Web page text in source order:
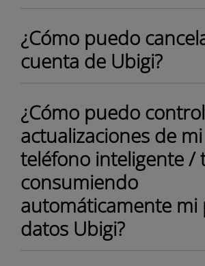
¿Cómo puedo
cuenta de Ubigi?
¿Cómo puedo
actualizaciones de mi
teléfono inteligente /
consumiendo
automáticamente mi
datos Ubigi?